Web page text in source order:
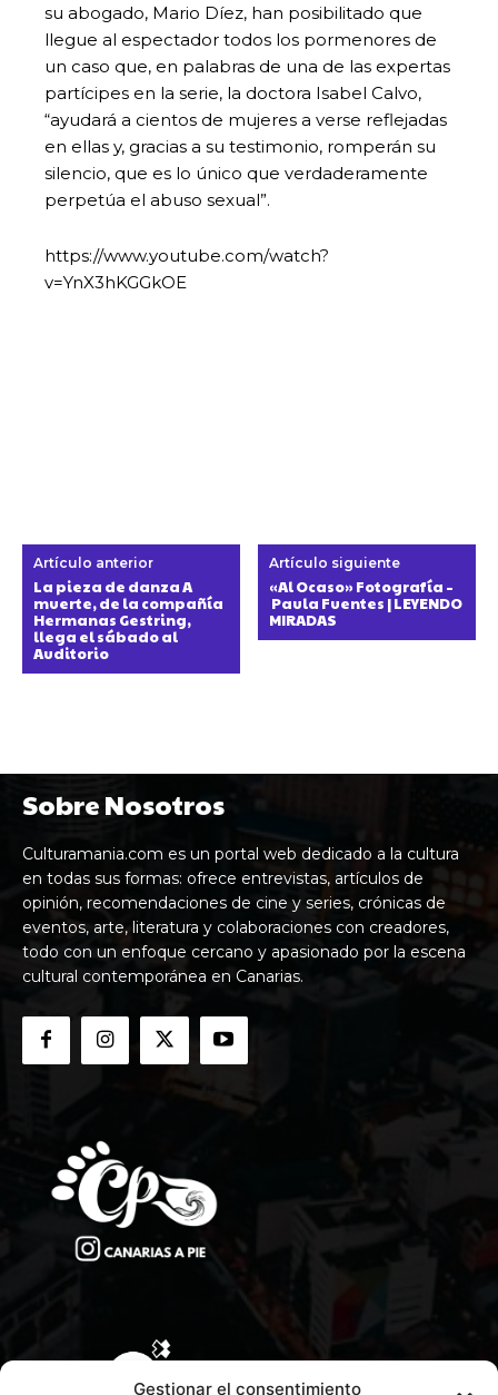
Gestionar el consentimiento
su abogado, Mario Díez, han posibilitado que
llegue al espectador todos los pormenores de
un caso que, en palabras de una de las expertas
partícipes en la serie, la doctora Isabel Calvo,
“ayudará a cientos de mujeres a verse reflejadas
en ellas y, gracias a su testimonio, romperán su
silencio, que es lo único que verdaderamente
perpetúa el abuso sexual”.
https://www.youtube.com/watch?
v=YnX3hKGGkOE
Artículo anterior
La pieza de danza A
muerte, de la compañía
Hermanas Gestring,
llega el sábado al
Auditorio
Artículo siguiente
«Al Ocaso» Fotografía –
Paula Fuentes | LEYENDO
MIRADAS
Sobre Nosotros
Culturamania.com es un portal web dedicado a la cultura
en todas sus formas: ofrece entrevistas, artículos de
opinión, recomendaciones de cine y series, crónicas de
eventos, arte, literatura y colaboraciones con creadores,
todo con un enfoque cercano y apasionado por la escena
cultural contemporánea en Canarias.